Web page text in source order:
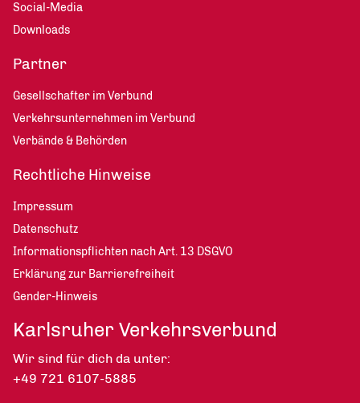
Social-Media
Downloads
Partner
Gesellschafter im Verbund
Verkehrsunternehmen im Verbund
Verbände & Behörden
Rechtliche Hinweise
Impressum
Datenschutz
Informationspflichten nach Art. 13 DSGVO
Erklärung zur Barrierefreiheit
Gender-Hinweis
Karlsruher Verkehrsverbund
Wir sind für dich da unter:
+49 721 6107-5885